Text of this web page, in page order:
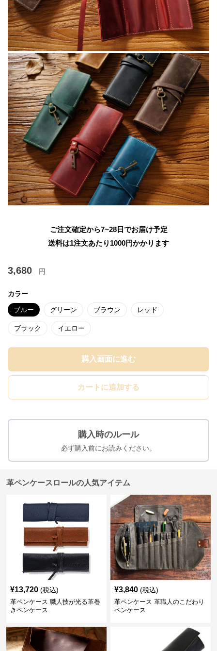
ご注文確定から7~28日でお届け予定
送料は1注文あたり 1000円かかります
3,680 円
カラー
ブルー グリーン ブラウン レッド
ブラック イエロー
購入画面に進む
カートに追加する
購入時のルール
必ず購入前にお読みください。
革ペンケースロールの人気アイテム
¥13,720 (税込)
革ペンケース 職人技が光る革巻
きペンケース
¥3,840 (税込)
革ペンケース 革職人のこだわり
ペンケース